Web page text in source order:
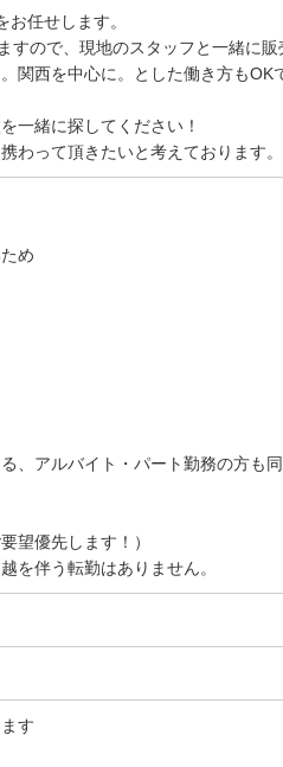
任せします。
すので、現地のスタッフと一緒に
関西を中心に。とした働き方もOK
一緒に探してください！
わって頂きたいと考えております。
め
、アルバイト・パート勤務の方も
優先します！）
う転勤はありません。
す